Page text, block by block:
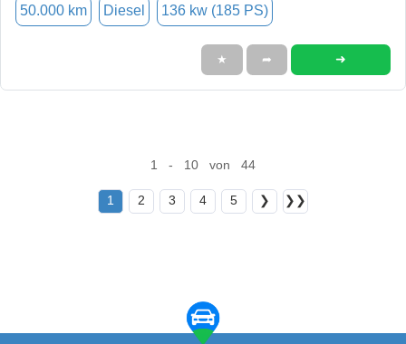
50.000 km Diesel 136 kw (185 PS)
★ ➦ ➜
1 - 10 von 44
1 2 3 4 5 ❯ ❯❯